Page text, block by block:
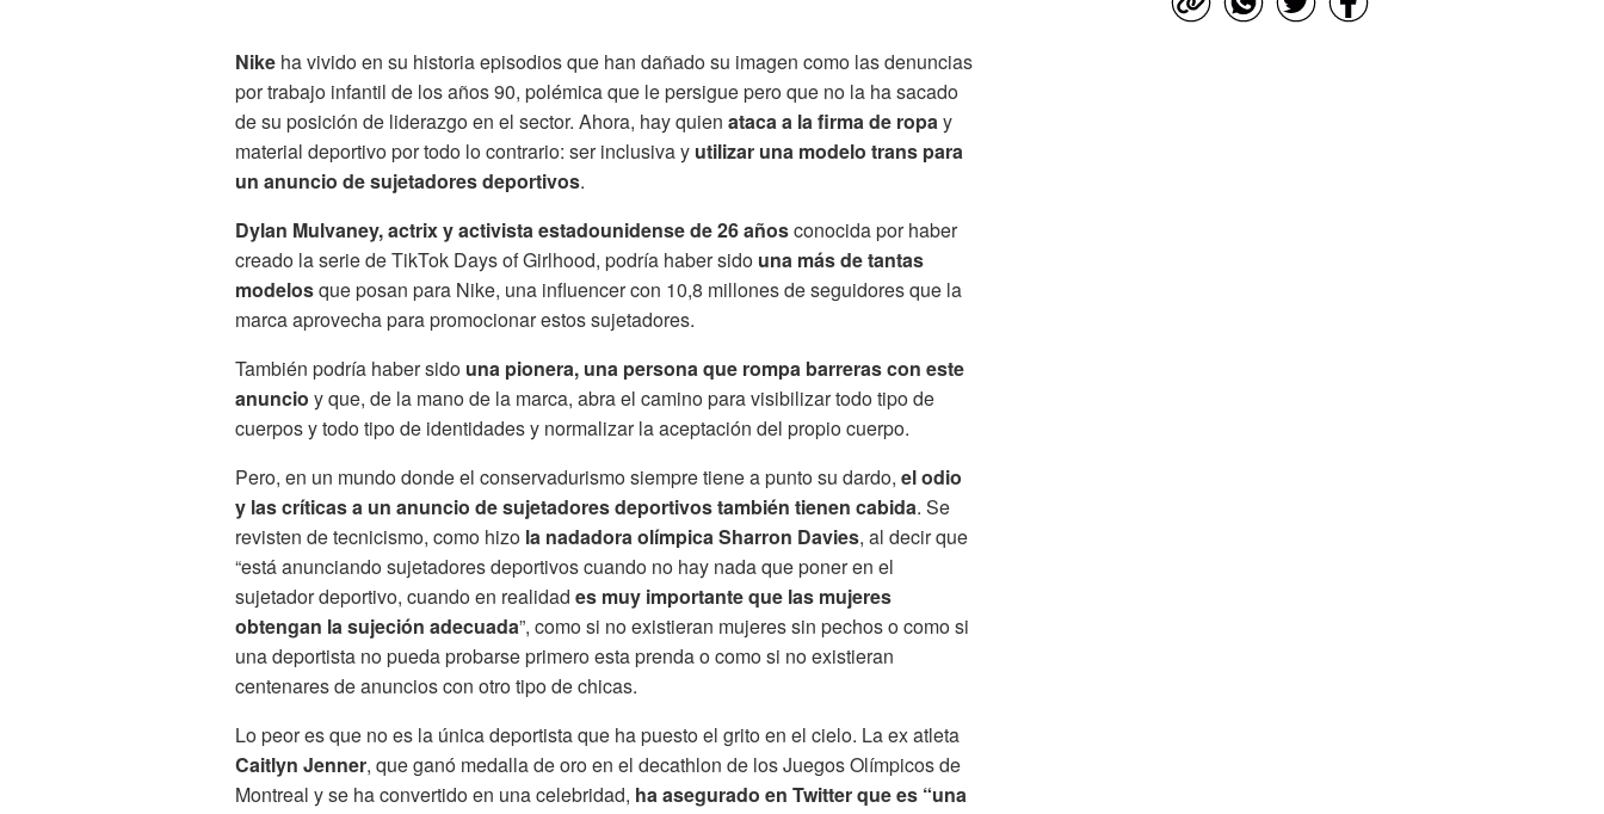
Nike ha vivido en su historia episodios que han dañado su imagen como las denuncias
por trabajo infantil de los años 90, polémica que le persigue pero que no la ha sacado
de su posición de liderazgo en el sector. Ahora, hay quien ataca a la firma de ropay
material deportivo por todo lo contrario: ser inclusiva y utilizar una modelo trans para
un anuncio de sujetadores deportivos.
Dylan Mulvaney, actrix y activista estadounidense de 26 añosconocida por haber
creado la serie de TikTok Days of Girlhood, podría haber sido una más de tantas
modelosque posan para Nike, una influencer con 10,8 millones de seguidores que la
marca aprovecha para promocionar estos sujetadores.
También podría haber sido una pionera, una persona que rompa barreras con este
anuncio y que, de la mano de la marca, abra el camino para visibilizar todo tipo de
cuerpos y todo tipo de identidades y normalizar la aceptación del propio cuerpo.
Pero, en un mundo donde el conservadurismo siempre tiene a punto su dardo, el odio
y las críticas a un anuncio de sujetadores deportivos también tienen cabida. Se
revisten de tecnicismo, como hizo la nadadora olímpica Sharron Davies, al decir que
“está anunciando sujetadores deportivos cuando no hay nada que poner en el
sujetador deportivo, cuando en realidad es muy importante que las mujeres
obtengan la sujeción adecuada”, como si no existieran mujeres sin pechos o como si
una deportista no pueda probarse primero esta prenda o como si no existieran
centenares de anuncios con otro tipo de chicas.
Lo peor es que no es la única deportista que ha puesto el grito en el cielo. La ex atleta
Caitlyn Jenner, que ganó medalla de oro en el decathlon de los Juegos Olímpicos de
Montreal y se ha convertido en una celebridad, ha asegurado en Twitter que es “una